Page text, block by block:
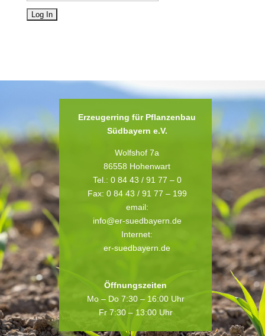
Erzeugerring für Pflanzenbau
Südbayern e.V.
Wolfshof 7a
86558 Hohenwart
Tel.: 0 84 43 / 91 77 – 0
Fax: 0 84 43 / 91 77 – 199
email:
info@er-suedbayern.de
Internet:
er-suedbayern.de
Öffnungszeiten
Mo – Do 7:30 – 16:00 Uhr
Fr 7:30 – 13:00 Uhr